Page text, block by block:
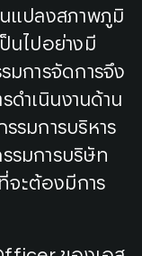
นแปลงสภาพภูมิ
นไปอย่างมี
มการจัดการจึง
ดำเนินงานด้าน
รมการบริหาร
รมการบริษัท
ะต้องมีการ